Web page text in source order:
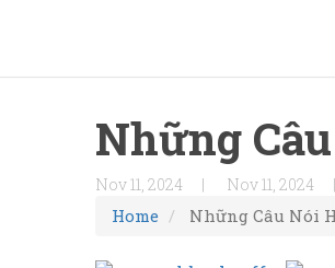
Những
Nov 11, 2024 Nov 11, 2024
Home Những Câu Nói